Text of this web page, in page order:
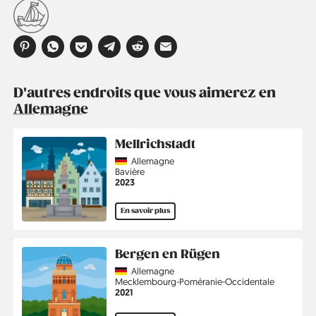
D'autres endroits que vous aimerez en
Allemagne
Mellrichstadt
CountryAllemagne
Région
Bavière
Année
2023
En savoir plus
Bergen en Rügen
CountryAllemagne
Région
Mecklembourg-Poméranie-Occidentale
Année
2021